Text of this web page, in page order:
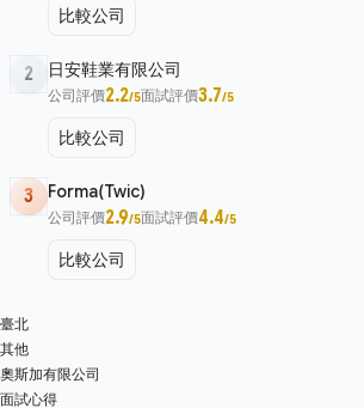
比較公司
2 日安鞋業有限公司
公司評價2.2/5面試評價3.7/5
比較公司
3 Forma(Twic)
公司評價2.9/5面試評價4.4/5
比較公司
臺北
其他
奧斯加有限公司
面試心得